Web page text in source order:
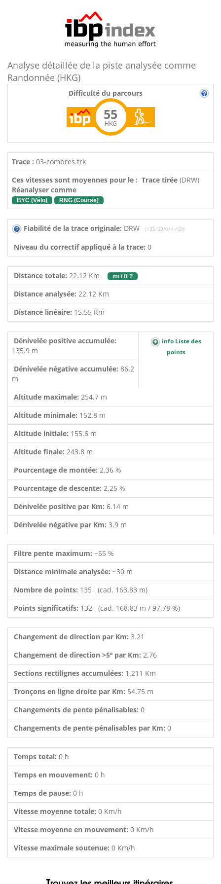
Analyse détaillée de la piste analysée comme
Randonnée (HKG)
Difficulté du parcours
55
HKG
Trace : 03-combres.trk
Ces vitesses sont moyennes pour le : Trace tirée (DRW)
Réanalyser comme
BYC (Vélo) RNG (Course)
Fiabilité de la trace originale: DRW (135/59/0/-/-/59)
Niveau du correctif appliqué à la trace: 0
Distance totale: 22.12 Km mi / ft ?
Distance analysée: 22.12 Km
Distance linéaire: 15.55 Km
Dénivelée positive accumulée:
135.9 m
info Liste des
points
Dénivelée négative accumulée: 86.2
m
Altitude maximale: 254.7 m
Altitude minimale: 152.8 m
Altitude initiale: 155.6 m
Altitude finale: 243.8 m
Pourcentage de montée: 2.36 %
Pourcentage de descente: 2.25 %
Dénivelée positive par Km: 6.14 m
Dénivelée négative par Km: 3.9 m
Filtre pente maximum: ~55 %
Distance minimale analysée: ~30 m
Nombre de points: 135 (cad. 163.83 m)
Points significatifs: 132 (cad. 168.83 m / 97.78 %)
Changement de direction par Km: 3.21
Changement de direction >5º par Km: 2.76
Sections rectilignes accumulées: 1.211 Km
Tronçons en ligne droite par Km: 54.75 m
Changements de pente pénalisables: 0
Changements de pente pénalisables par Km: 0
Temps total: 0 h
Temps en mouvement: 0 h
Temps de pause: 0 h
Vitesse moyenne totale: 0 Km/h
Vitesse moyenne en mouvement: 0 Km/h
Vitesse maximale soutenue: 0 Km/h